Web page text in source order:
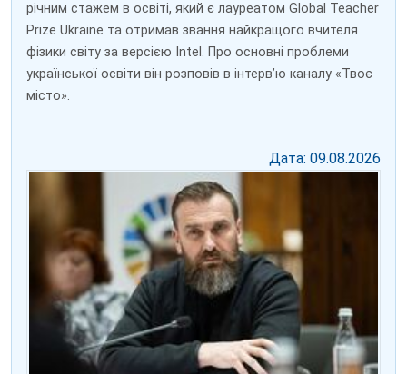
річним стажем в освіті, який є лауреатом Global Teacher
Prize Ukraine та отримав звання найкращого вчителя
фізики світу за версією Intel. Про основні проблеми
української освіти він розповів в інтерв’ю каналу «Твоє
місто».
Дата: 09.08.2026